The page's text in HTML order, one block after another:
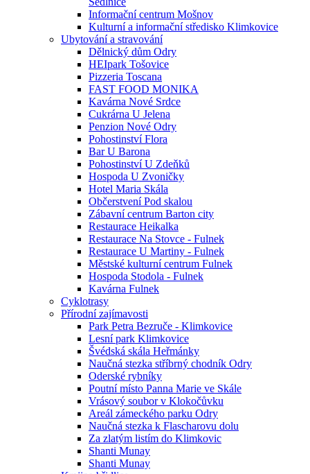
Informační centrum Mošnov
Kulturní a informační středisko Klimkovice
Ubytování a stravování
Dělnický dům Odry
HEIpark Tošovice
Pizzeria Toscana
FAST FOOD MONIKA
Kavárna Nové Srdce
Cukrárna U Jelena
Penzion Nové Odry
Pohostinství Flora
Bar U Barona
Pohostinství U Zdeňků
Hospoda U Zvoničky
Hotel Maria Skála
Občerstvení Pod skalou
Zábavní centrum Barton city
Restaurace Heikalka
Restaurace Na Stovce - Fulnek
Restaurace U Martiny - Fulnek
Městské kulturní centrum Fulnek
Hospoda Stodola - Fulnek
Kavárna Fulnek
Cyklotrasy
Přírodní zajímavosti
Park Petra Bezruče - Klimkovice
Lesní park Klimkovice
Švédská skála Heřmánky
Naučná stezka stříbrný chodník Odry
Oderské rybníky
Poutní místo Panna Marie ve Skále
Vrásový soubor v Klokočůvku
Areál zámeckého parku Odry
Naučná stezka k Flascharovu dolu
Za zlatým listím do Klimkovic
Shanti Munay
Shanti Munay